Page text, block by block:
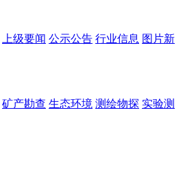
上级要闻 公示公告 行业信息 图片新
矿产勘查 生态环境 测绘物探 实验测